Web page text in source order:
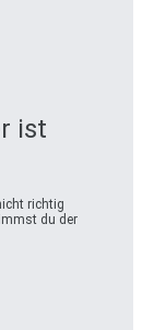
ist
richtig
du der